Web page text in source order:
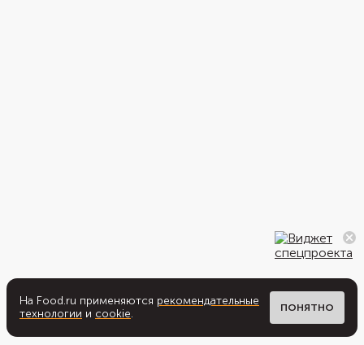
На Food.ru применяются рекомендательные
технологии и cookie. ПОНЯТНО